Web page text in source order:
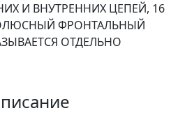
И ВНУТРЕННИХ ЦЕПЕЙ, 16
ФРОНТАЛЬНЫЙ
ОТДЕЛЬНО